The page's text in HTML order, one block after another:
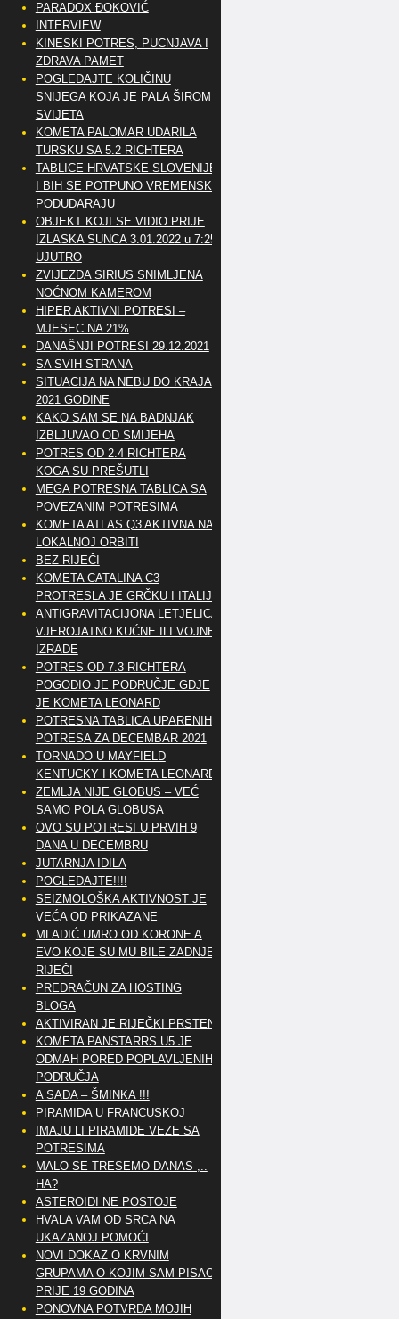
PARADOX ĐOKOVIĆ
INTERVIEW
KINESKI POTRES, PUCNJAVA I
ZDRAVA PAMET
POGLEDAJTE KOLIČINU
SNIJEGA KOJA JE PALA ŠIROM
SVIJETA
KOMETA PALOMAR UDARILA
TURSKU SA 5.2 RICHTERA
TABLICE HRVATSKE SLOVENIJE
I BIH SE POTPUNO VREMENSKI
PODUDARAJU
OBJEKT KOJI SE VIDIO PRIJE
IZLASKA SUNCA 3.01.2022 u 7:25
UJUTRO
ZVIJEZDA SIRIUS SNIMLJENA
NOĆNOM KAMEROM
HIPER AKTIVNI POTRESI –
MJESEC NA 21%
DANAŠNJI POTRESI 29.12.2021
SA SVIH STRANA
SITUACIJA NA NEBU DO KRAJA
2021 GODINE
KAKO SAM SE NA BADNJAK
IZBLJUVAO OD SMIJEHA
POTRES OD 2.4 RICHTERA
KOGA SU PREŠUTLI
MEGA POTRESNA TABLICA SA
POVEZANIM POTRESIMA
KOMETA ATLAS Q3 AKTIVNA NA
LOKALNOJ ORBITI
BEZ RIJEČI
KOMETA CATALINA C3
PROTRESLA JE GRČKU I ITALIJU
ANTIGRAVITACIJONA LETJELICA
VJEROJATNO KUĆNE ILI VOJNE
IZRADE
POTRES OD 7.3 RICHTERA
POGODIO JE PODRUČJE GDJE
JE KOMETA LEONARD
POTRESNA TABLICA UPARENIH
POTRESA ZA DECEMBAR 2021
TORNADO U MAYFIELD
KENTUCKY I KOMETA LEONARD
ZEMLJA NIJE GLOBUS – VEĆ
SAMO POLA GLOBUSA
OVO SU POTRESI U PRVIH 9
DANA U DECEMBRU
JUTARNJA IDILA
POGLEDAJTE!!!!
SEIZMOLOŠKA AKTIVNOST JE
VEĆA OD PRIKAZANE
MLADIĆ UMRO OD KORONE A
EVO KOJE SU MU BILE ZADNJE
RIJEČI
PREDRAČUN ZA HOSTING
BLOGA
AKTIVIRAN JE RIJEČKI PRSTEN
KOMETA PANSTARRS U5 JE
ODMAH PORED POPLAVLJENIH
PODRUČJA
A SADA – ŠMINKA !!!
PIRAMIDA U FRANCUSKOJ
IMAJU LI PIRAMIDE VEZE SA
POTRESIMA
MALO SE TRESEMO DANAS ,..
HA?
ASTEROIDI NE POSTOJE
HVALA VAM OD SRCA NA
UKAZANOJ POMOĆI
NOVI DOKAZ O KRVNIM
GRUPAMA O KOJIM SAM PISAO
PRIJE 19 GODINA
PONOVNA POTVRDA MOJIH